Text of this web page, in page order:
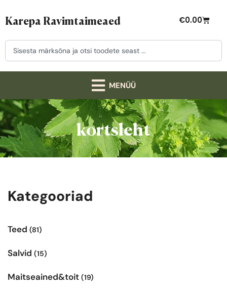
Karepa Ravimtaimeaed €0.00
kortsleht
Kategooriad
Teed (81)
Salvid (15)
Maitseained&toit (19)